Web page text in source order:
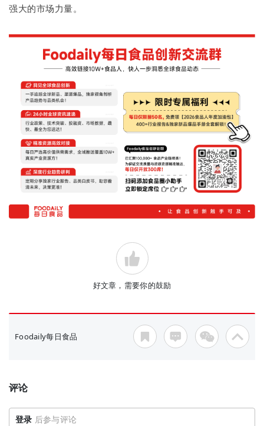
强大的市场力量。
好文章，需要你的鼓励
Foodaily每日食品
评论
登录 后参与评论